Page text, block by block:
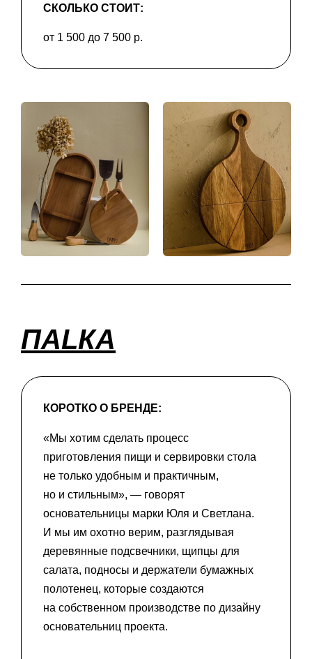
СКОЛЬКО СТОИТ:
от 1 500 до 7 500 р.
ПАLКА
КОРОТКО О БРЕНДЕ:
«Мы хотим сделать процесс
приготовления пищи и сервировки стола
не только удобным и практичным,
но и стильным», — говорят
основательницы марки Юля и Светлана.
И мы им охотно верим, разглядывая
деревянные подсвечники, щипцы для
салата, подносы и держатели бумажных
полотенец, которые создаются
на собственном производстве по дизайну
основательниц проекта.